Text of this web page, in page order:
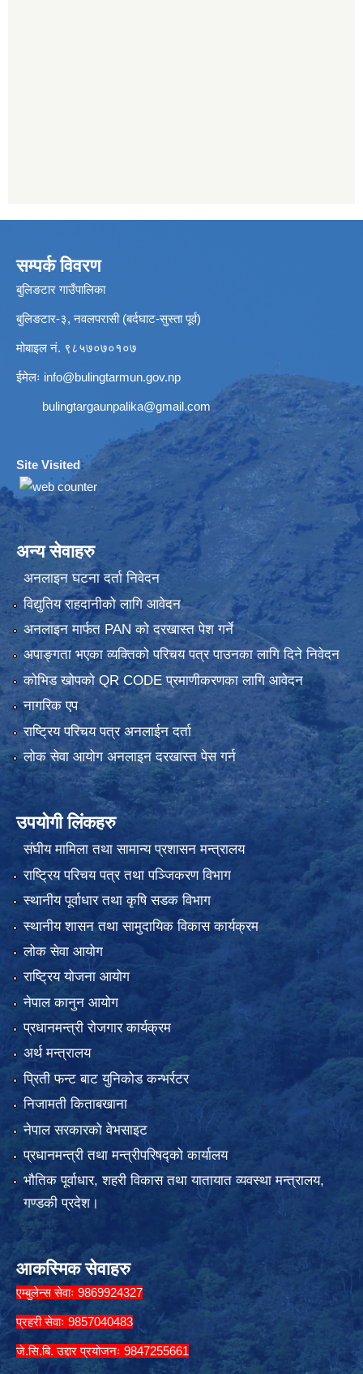
सम्पर्क विवरण
बुलिङटार गाउँपालिका
बुलिङटार-३, नवलपरासी (बर्दघाट-सुस्ता पूर्व)
मोबाइल नं. ९८५७०७०१०७
ईमेलः info@bulingtarmun.gov.np
bulingtargaunpalika@gmail.com
Site Visited:
अन्य सेवाहरु
अनलाइन घटना दर्ता निवेदन
विद्युतिय राहदानीको लागि आवेदन
अनलाइन मार्फत PAN को दरखास्त पेश गर्ने
अपाङ्गता भएका व्यक्तिको परिचय पत्र पाउनका लागि दिने निवेदन
कोभिड खोपको QR CODE प्रमाणीकरणका लागि आवेदन
नागरिक एप
राष्ट्रिय परिचय पत्र अनलाईन दर्ता
लोक सेवा आयोग अनलाइन दरखास्त पेस गर्न
उपयोगी लिंकहरु
संघीय मामिला तथा सामान्य प्रशासन मन्त्रालय
राष्ट्रिय परिचय पत्र तथा पञ्जिकरण विभाग
स्थानीय पूर्वाधार तथा कृषि सडक विभाग
स्थानीय शासन तथा सामुदायिक विकास कार्यक्रम
लोक सेवा आयोग
राष्ट्रिय योजना आयोग
नेपाल कानुन आयोग
प्रधानमन्त्री रोजगार कार्यक्रम
अर्थ मन्त्रालय
प्रिती फन्ट बाट युनिकोड कन्भर्रटर
निजामती किताबखाना
नेपाल सरकारको वेभसाइट
प्रधानमन्त्री तथा मन्त्रीपरिषद्को कार्यालय
भौतिक पूर्वाधार, शहरी विकास तथा यातायात व्यवस्था मन्त्रालय,
गण्डकी प्रदेश।
आकस्मिक सेवाहरु
एम्बुलेन्स सेवाः 9869924327
प्रहरी सेवाः 9857040483
जे.सि.बि. उद्दार प्रयोजनः 9847255661